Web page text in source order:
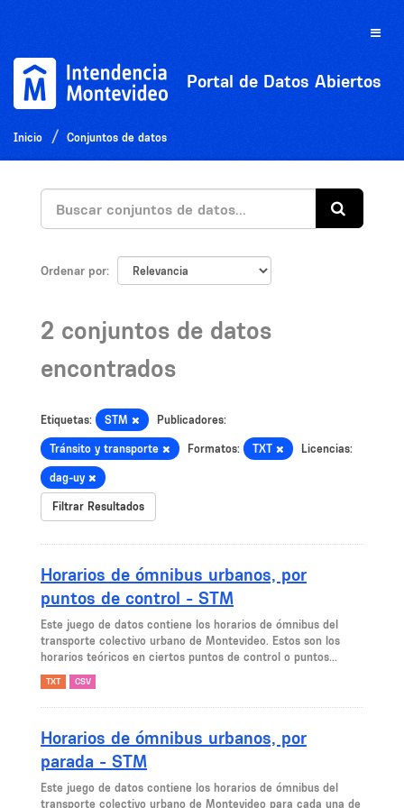
Toggle
Portal de Datos Abiertos
Inicio Conjuntos de datos
Ordenar por
2 conjuntos de datos
encontrados
Etiquetas: STM Publicadores:
Tránsito y transporte Formatos: TXT Licencias:
dag-uy
Filtrar Resultados
Horarios de ómnibus urbanos, por
puntos de control - STM
Este juego de datos contiene los horarios de ómnibus del
transporte colectivo urbano de Montevideo. Estos son los
horarios teóricos en ciertos puntos de control o puntos...
TXT CSV
Horarios de ómnibus urbanos, por
parada - STM
Este juego de datos contiene los horarios de ómnibus del
transporte colectivo urbano de Montevideo para cada una de